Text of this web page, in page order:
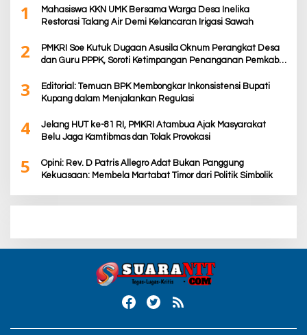
1
Mahasiswa KKN UMK Bersama Warga Desa Inelika
Restorasi Talang Air Demi Kelancaran Irigasi Sawah
2
PMKRI Soe Kutuk Dugaan Asusila Oknum Perangkat Desa
dan Guru PPPK, Soroti Ketimpangan Penanganan Pemkab
3
Editorial: Temuan BPK Membongkar Inkonsistensi Bupati
Kupang dalam Menjalankan Regulasi
4
Jelang HUT ke-81 RI, PMKRI Atambua Ajak Masyarakat
Belu Jaga Kamtibmas dan Tolak Provokasi
5
Opini: Rev. D Patris Allegro Adat Bukan Panggung
Kekuasaan: Membela Martabat Timor dari Politik Simbolik